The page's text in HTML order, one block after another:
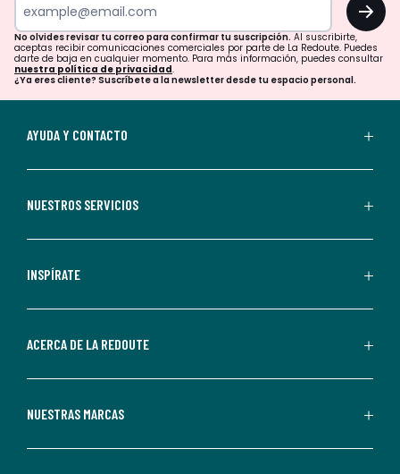
para
confirmar
tu
suscripción.
aceptas
comerciales
personalizadas
parte
Redoute.
de
No olvides revisar tu correo para confirmar tu suscripción. Al suscribirte,
aceptas recibir comunicaciones comerciales por parte de La Redoute. Puedes
darte de baja en cualquier momento. Para más información, puedes consultar
nuestra política de privacidad.
¿Ya eres cliente? Suscríbete a la newsletter desde tu espacio personal.
AYUDA Y CONTACTO
NUESTROS SERVICIOS
INSPÍRATE
ACERCA DE LA REDOUTE
NUESTRAS MARCAS